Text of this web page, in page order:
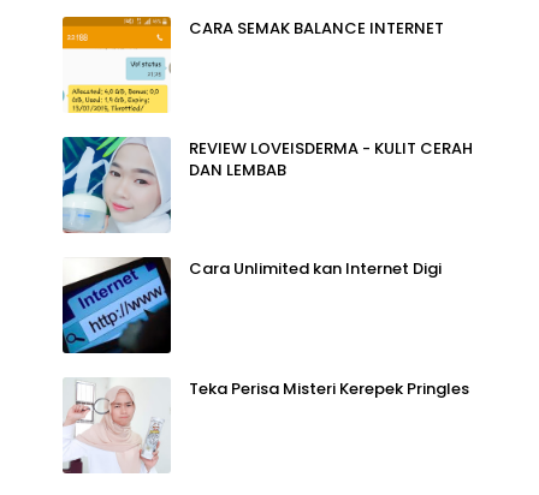
CARA SEMAK BALANCE INTERNET
REVIEW LOVEISDERMA - KULIT CERAH
DAN LEMBAB
Cara Unlimited kan Internet Digi
Teka Perisa Misteri Kerepek Pringles